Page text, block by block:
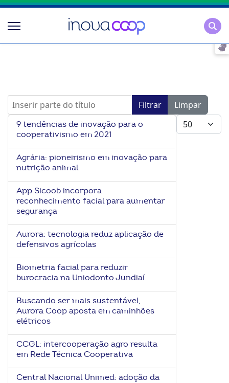
Inserir parte do título Filtrar
Limpar
Mostrar #
9 tendências de inovação para o
cooperativismo em 2021
Agrária: pioneirismo em inovação para
nutrição animal
App Sicoob incorpora
reconhecimento facial para aumentar
segurança
Aurora: tecnologia reduz aplicação de
defensivos agrícolas
Biometria facial para reduzir
burocracia na Uniodonto Jundiaí
Buscando ser mais sustentável,
Aurora Coop aposta em caminhões
elétricos
CCGL: intercooperação agro resulta
em Rede Técnica Cooperativa
Central Nacional Unimed: adoção da